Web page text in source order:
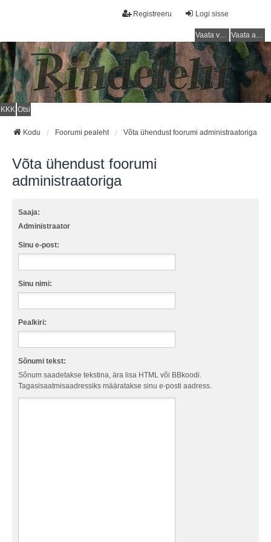
Logi sisse
Registreeru
Vaata vastamata teemasi Vaata aktiivseid teemasid
KKK Otsi
Kodu Foorumi pealeht Võta ühendust foorumi administraatoriga
Võta ühendust foorumi
administraatoriga
Saaja:
Administraator
Sinu e-post:
Sinu nimi:
Pealkiri:
Sõnumi tekst:
Sõnum saadetakse tekstina, ära lisa HTML või BBkoodi.
Tagasisaatmisaadressiks määratakse sinu e-posti aadress.